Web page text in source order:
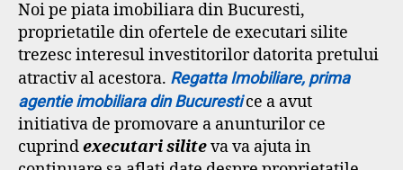
Noi pe piata imobiliara din Bucuresti,
proprietatile din ofertele de executari silite
trezesc interesul investitorilor datorita pretului
atractiv al acestora. Regatta Imobiliare, prima
agentie imobiliara din Bucurestice a avut
initiativa de promovare a anunturilor ce
cuprindexecutari siliteva va ajuta in